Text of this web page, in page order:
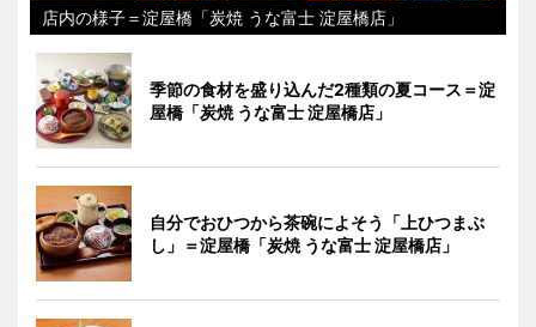
店内の様子＝淀屋橋「炭焼 うな富士 淀屋橋店」
季節の食材を盛り込んだ2種類の夏コース＝淀
屋橋「炭焼 うな富士 淀屋橋店」
自分でおひつから茶碗によそう「上ひつまぶ
し」＝淀屋橋「炭焼 うな富士 淀屋橋店」